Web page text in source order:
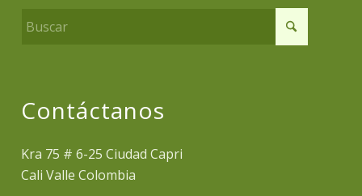
Contáctanos
Kra 75 # 6-25 Ciudad Capri
Cali Valle Colombia